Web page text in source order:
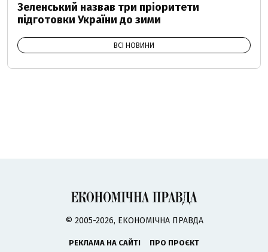
Зеленський назвав три пріоритети
підготовки України до зими
ВСІ НОВИНИ
© 2005-2026, ЕКОНОМІЧНА ПРАВДА
РЕКЛАМА НА САЙТІ
ПРО ПРОЄКТ